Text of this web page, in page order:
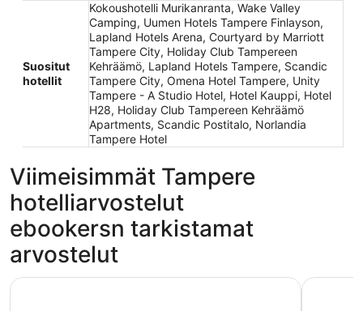
Suositut
hotellit
Kokoushotelli Murikanranta, Wake Valley
Camping, Uumen Hotels Tampere Finlayson,
Lapland Hotels Arena, Courtyard by Marriott
Tampere City, Holiday Club Tampereen
Kehräämö, Lapland Hotels Tampere, Scandic
Tampere City, Omena Hotel Tampere, Unity
Tampere - A Studio Hotel, Hotel Kauppi, Hotel
H28, Holiday Club Tampereen Kehräämö
Apartments, Scandic Postitalo, Norlandia
Tampere Hotel
Viimeisimmät Tampere
hotelliarvostelut
ebookersn tarkistamat
arvostelut
Holiday Club Tampereen Kehräämö Lapland